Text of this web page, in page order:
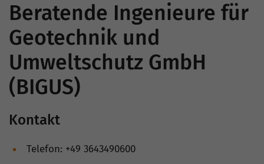
Beratende Ingenieure für
Geotechnik und
Umweltschutz GmbH
(BIGUS)
Kontakt
Telefon: +49 3643490600